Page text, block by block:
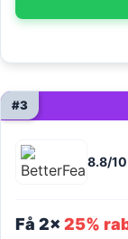
#3
8.8/10
Få 2x 25%